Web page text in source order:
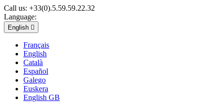
Call us: +33(0).5.59.59.22.32
Language:
English 
Français
English
Català
Español
Galego
Euskera
English GB